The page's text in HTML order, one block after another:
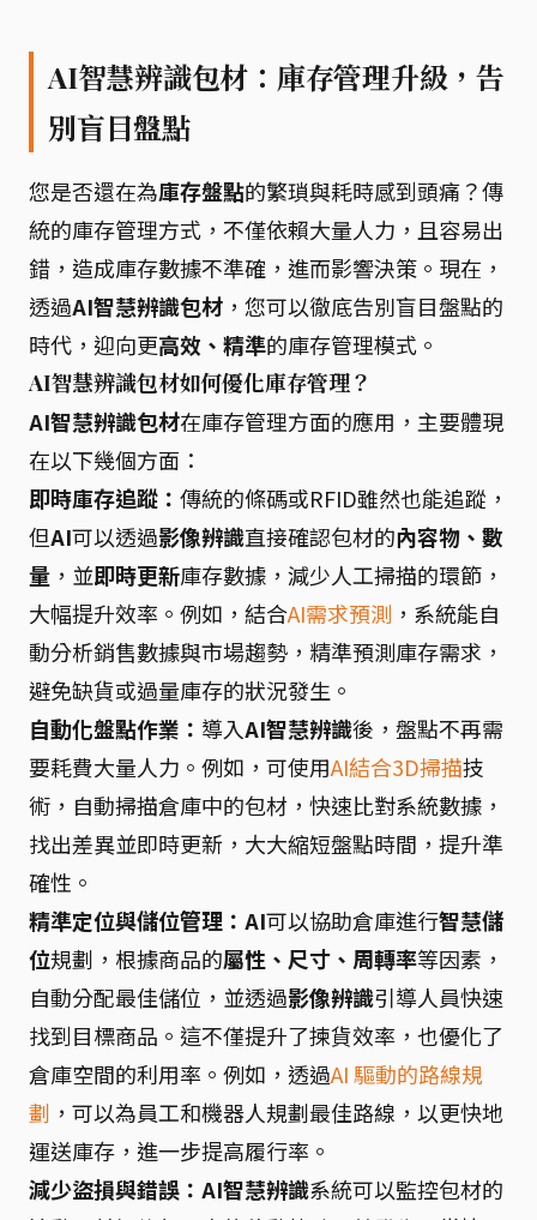
AI智慧辨識包材：庫存管理升級，告
別盲目盤點
您是否還在為庫存盤點的繁瑣與耗時感到頭痛？傳
統的庫存管理方式，不僅依賴大量人力，且容易出
錯，造成庫存數據不準確，進而影響決策。現在，
透過AI智慧辨識包材 ，您可以徹底告別盲目盤點的
時代，迎向更高效、精準的庫存管理模式。
AI智慧辨識包材如何優化庫存管理？
AI智慧辨識包材在庫存管理方面的應用，主要體現
在以下幾個方面：
即時庫存追蹤： 傳統的條碼或RFID雖然也能追蹤，
但AI可以透過影像辨識直接確認包材的內容物、數
量 ，並即時更新庫存數據，減少人工掃描的環節，
大幅提升效率。例如，結合AI需求預測 ，系統能自
動分析銷售數據與市場趨勢，精準預測庫存需求，
避免缺貨或過量庫存的狀況發生。
自動化盤點作業： 導入AI智慧辨識後，盤點不再需
要耗費大量人力。例如，可使用AI結合3D掃描技
術，自動掃描倉庫中的包材，快速比對系統數據，
找出差異並即時更新，大大縮短盤點時間，提升準
確性。
精準定位與儲位管理： AI可以協助倉庫進行智慧儲
位規劃，根據商品的屬性、尺寸、周轉率等因素，
自動分配最佳儲位，並透過影像辨識引導人員快速
找到目標商品。這不僅提升了揀貨效率，也優化了
倉庫空間的利用率。例如，透過AI 驅動的路線規
劃 ，可以為員工和機器人規劃最佳路線，以更快地
運送庫存，進一步提高履行率。
減少盜損與錯誤： AI智慧辨識系統可以監控包材的